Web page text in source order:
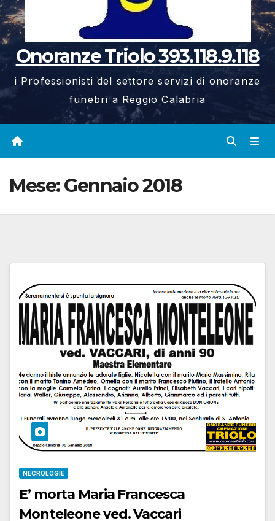
Onoranze Triolo 393.118.9.118
i Professionisti del settore servizi di onoranze
funebri a Reggio Calabria
Mese:Gennaio 2018
NECROLOGIE
E’ morta Maria Francesca
Monteleone ved. Vaccari